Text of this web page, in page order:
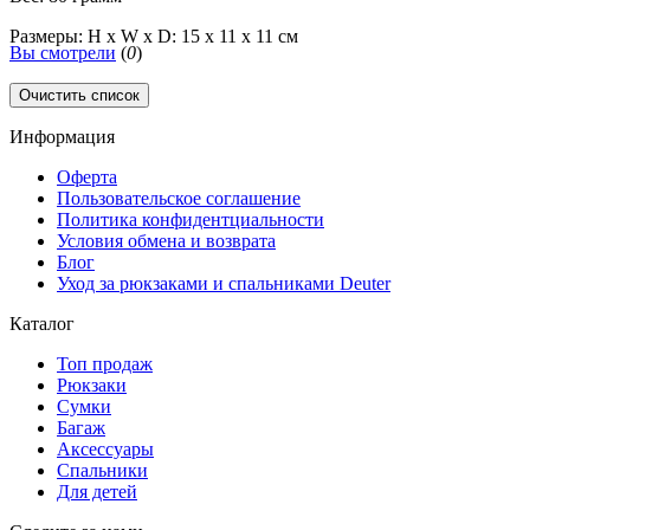
Размеры: H x W x D: 15 x 11 x 11 см
Вы смотрели (0)
Очистить список
Информация
Оферта
Пользовательское соглашение
Политика конфидентциальности
Условия обмена и возврата
Блог
Уход за рюкзаками и спальниками Deuter
Каталог
Топ продаж
Рюкзаки
Сумки
Багаж
Аксессуары
Спальники
Для детей